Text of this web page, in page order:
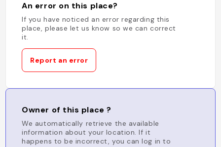
An error on this place?
If you have noticed an error regarding this
place, please let us know so we can correct
it.
Report an error
Owner of this place ?
We automatically retrieve the available
information about your location. If it
happens to be incorrect, you can log in to